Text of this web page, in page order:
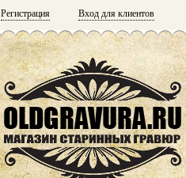
Регистрация Вход для клиентов